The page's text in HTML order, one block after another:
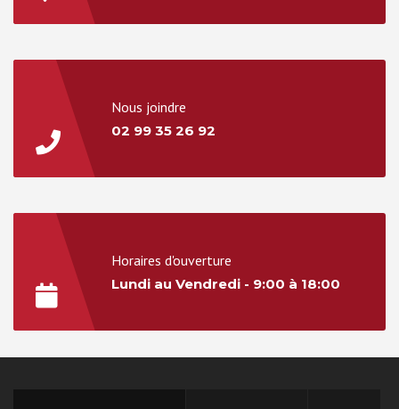
Nous joindre
02 99 35 26 92
Horaires d'ouverture
Lundi au Vendredi - 9:00 à 18:00